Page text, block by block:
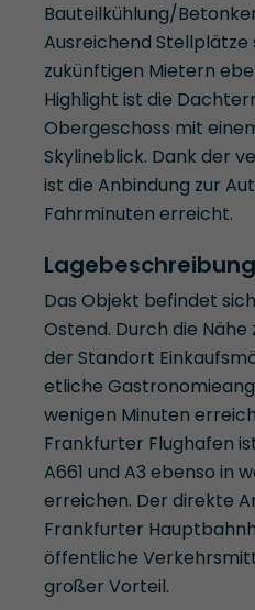
Bauteilkühlung/
Ausreichend Stellplätze
zukünftigen Mietern
Highlight ist die
Obergeschoss mit
Skylineblick. Dank der
ist die Anbindung zur
Fahrminuten erreicht.
Lagebeschreibung
Das Objekt befindet
Ostend. Durch die
der Standort
etliche
wenigen Minuten
Frankfurter Flughafen
A661 und A3 ebenso in
erreichen. Der direkte
Frankfurter
öffentliche
großer Vorteil.